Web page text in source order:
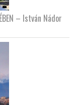
– István Nádor